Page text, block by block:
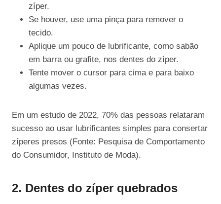
zíper.
Se houver, use uma pinça para remover o
tecido.
Aplique um pouco de lubrificante, como sabão
em barra ou grafite, nos dentes do zíper.
Tente mover o cursor para cima e para baixo
algumas vezes.
Em um estudo de 2022, 70% das pessoas relataram
sucesso ao usar lubrificantes simples para consertar
zíperes presos (Fonte: Pesquisa de Comportamento
do Consumidor, Instituto de Moda).
2. Dentes do zíper quebrados